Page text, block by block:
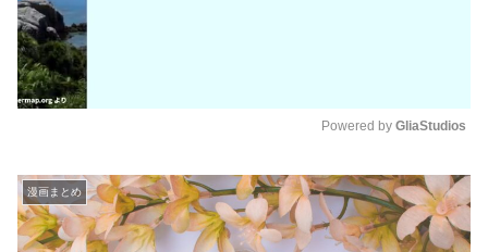
u
t
e
Powered by GliaStudios
漫画まとめ